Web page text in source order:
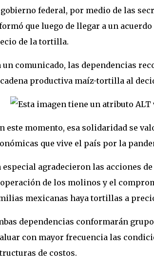
federal, por medio de las
que luego de llegar a un
de la tortilla.
un comunicado, las dependencias
productiva maíz-tortilla al
este momento, esa solidaridad se
que vive el país por la
especial agradecieron las acciones
de los molinos y el
mexicanas haya tortillas a
dependencias conformarán
con mayor frecuencia las
de costos.